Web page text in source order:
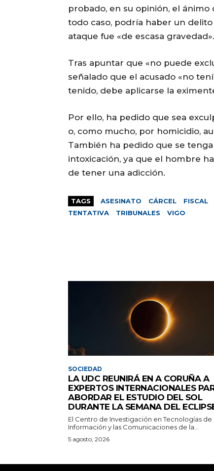
probado, en su opinión, el
todo caso, podría haber un
ataque fue «de escasa gravedad».
Tras apuntar que «no puede
señalado que el acusado «no
tenido, debe aplicarse la
Por ello, ha pedido que sea
o, como mucho, por homicidio,
También ha pedido que se
intoxicación, ya que el hombre
de tener una adicción.
TAGS ASESINATO CÁRCEL FISCAL
TENTATIVA
TRIBUNALES VIGO
SOCIEDAD
LA UDC REUNIRÁ EN A CORUÑA A
EXPERTOS INTERNACIONALES
ABORDAR EL ESTUDIO DEL SOL
DURANTE LA SEMANA DEL
El Centro de Investigación en Tecnologías de
Información y las Comunicaciones de la...
5 agosto, 2026